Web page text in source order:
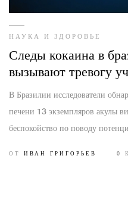
НАУКА И ЗДОРОВЬЕ
Следы кокаина в
вызывают тревогу
В Бразилии исследователи
печени 13 экземпляров акулы
беспокойство по поводу
ОТ ИВАН ГРИГОРЬЕВ 0